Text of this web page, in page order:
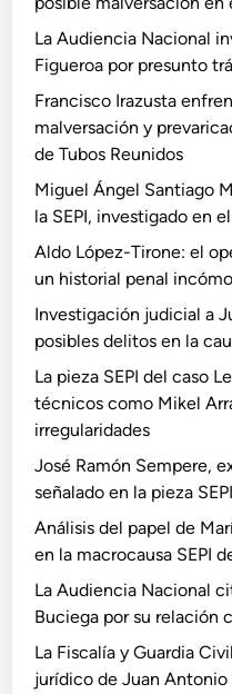
La Audiencia Nacional
Figueroa por presunto
Francisco Irazusta
malversación y
de Tubos Reunidos
Miguel Ángel Santiago
la SEPI, investigado en
Aldo López-Tirone: el
un historial penal
Investigación judicial a
posibles delitos en la
La pieza SEPI del caso
técnicos como Mikel
irregularidades
José Ramón Sempere,
señalado en la pieza
Análisis del papel de
en la macrocausa SEPI
La Audiencia Nacional
Buciega por su relación
La Fiscalía y Guardia
jurídico de Juan